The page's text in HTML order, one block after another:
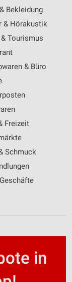
Bekleidung
& Hörakustik
Tourismus
& Büro
Freizeit
Schmuck
in